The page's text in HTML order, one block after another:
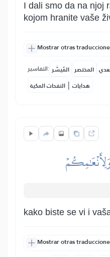
I dali smo da na njoj
kojom hranite vaše
Mostrar otras
التفاسير: المُيسَّر المختصر
النفحات المكية | هدايات
kako biste se vi i
Mostrar otras